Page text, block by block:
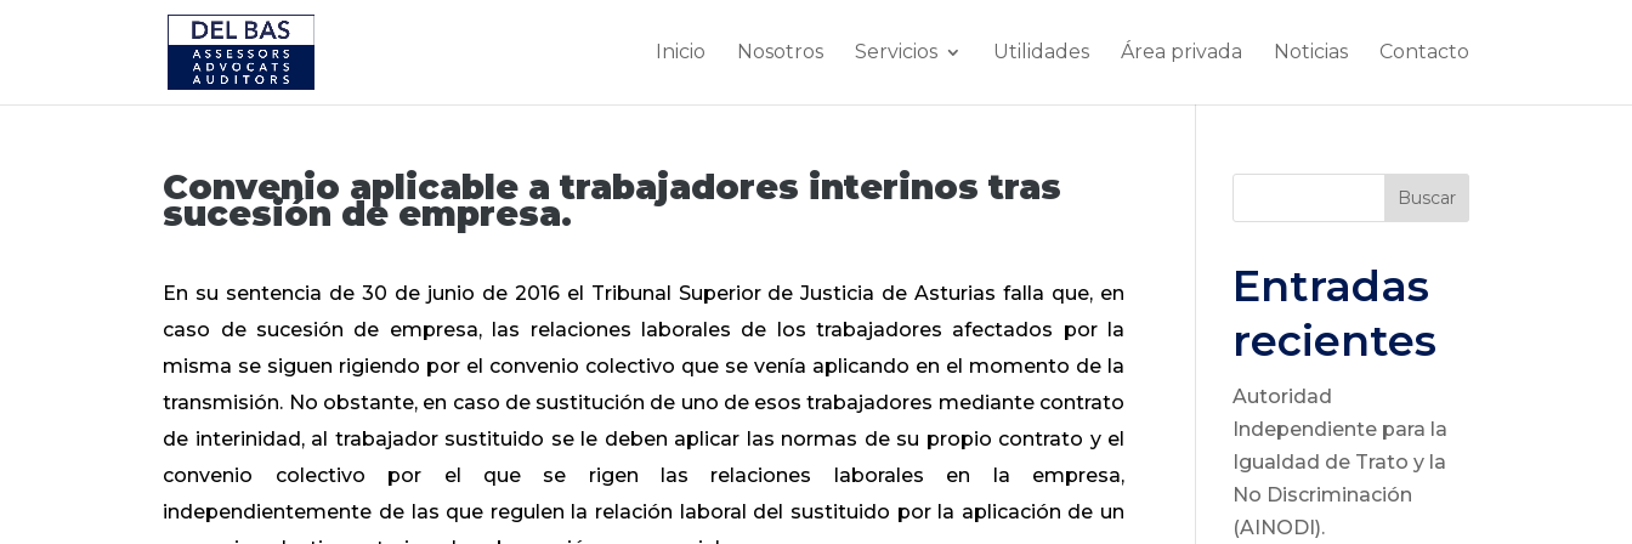
Inicio Nosotros Servicios Utilidades Área privada Noticias Contacto
Convenio aplicable a trabajadores interinos tras
sucesión de empresa.
En su sentencia de 30 de junio de 2016 el Tribunal Superior de Justicia de Asturias falla que, en
caso de sucesión de empresa, las relaciones laborales de los trabajadores afectados por la
misma se siguen rigiendo por el convenio colectivo que se venía aplicando en el momento de la
transmisión. No obstante, en caso de sustitución de uno de esos trabajadores mediante contrato
de interinidad, al trabajador sustituido se le deben aplicar las normas de su propio contrato y el
convenio colectivo por el que se rigen las relaciones laborales en la empresa,
independientemente de las que regulen la relación laboral del sustituido por la aplicación de un
Buscar
Entradas
recientes
Autoridad
Independiente para la
Igualdad de Trato y la
No Discriminación
(AINODI).